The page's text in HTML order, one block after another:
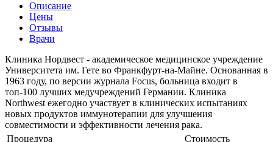
Описание
Цены
Отзывы
Врачи
Клиника Нордвест - академическое медицинское учреждение
Университета им. Гете во Франкфурт-на-Майне. Основанная в
1963 году, по версии журнала Focus, больница входит в
топ-100 лучших медучреждений Германии. Клиника
Northwest ежегодно участвует в клинических испытаниях
новых продуктов иммунотерапии для улучшения
совместимости и эффективности лечения рака.
Процедура
Стоимость